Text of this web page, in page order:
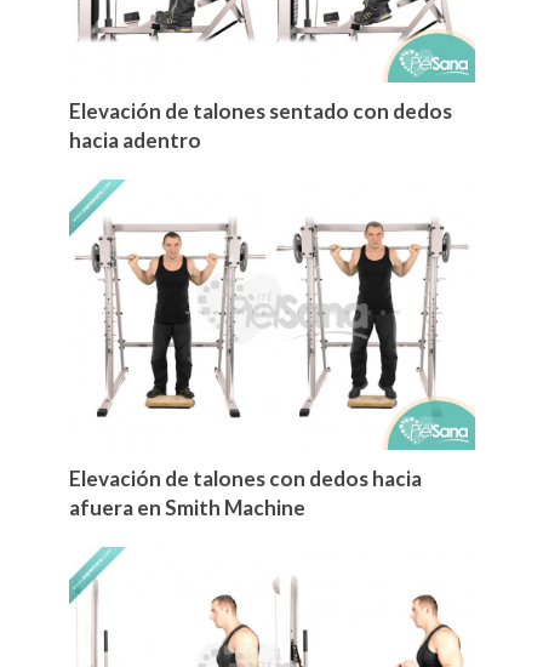
Elevación de talones sentado con dedos
hacia adentro
Elevación de talones con dedos hacia
afuera en Smith Machine